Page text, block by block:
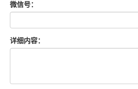
微信号：
详细内容：